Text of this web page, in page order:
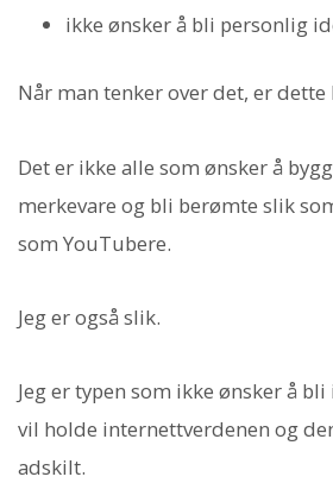
ikke ønsker å bli personlig
Når man tenker over det, er
Det er ikke alle som ønsker å
merkevare og bli berømte slik
som YouTubere.
Jeg er også slik.
Jeg er typen som ikke ønsker å
vil holde internettverdenen og
adskilt.